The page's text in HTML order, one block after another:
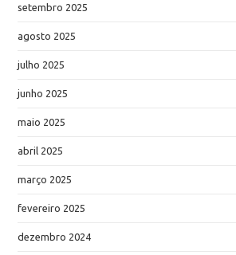
setembro 2025
agosto 2025
julho 2025
junho 2025
maio 2025
abril 2025
março 2025
fevereiro 2025
dezembro 2024